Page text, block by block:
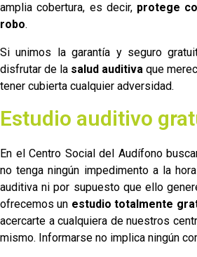
amplia cobertura, es decir, protege
robo.
Si unimos la garantía y seguro
disfrutar de la salud auditiva que
tener cubierta cualquier adversidad.
Estudio auditivo
En el Centro Social del Audífono
no tenga ningún impedimento a la
auditiva ni por supuesto que ello
ofrecemos un estudio totalmente
acercarte a cualquiera de nuestros
mismo. Informarse no implica ningún